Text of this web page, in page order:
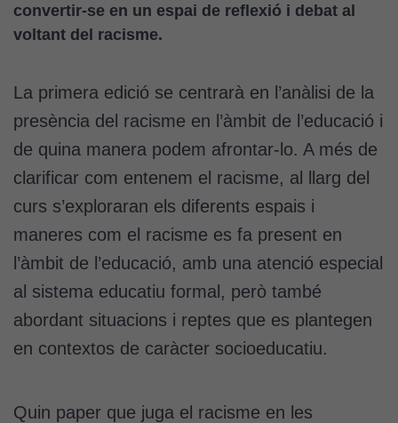
convertir-se en un espai de reflexió i debat al
voltant del racisme.
La primera edició se centrarà en l’anàlisi de la
presència del racisme en l’àmbit de l’educació i
de quina manera podem afrontar-lo. A més de
clarificar com entenem el racisme, al llarg del
curs s’exploraran els diferents espais i
maneres com el racisme es fa present en
l’àmbit de l’educació, amb una atenció especial
al sistema educatiu formal, però també
abordant situacions i reptes que es plantegen
en contextos de caràcter socioeducatiu.
Quin paper que juga el racisme en les